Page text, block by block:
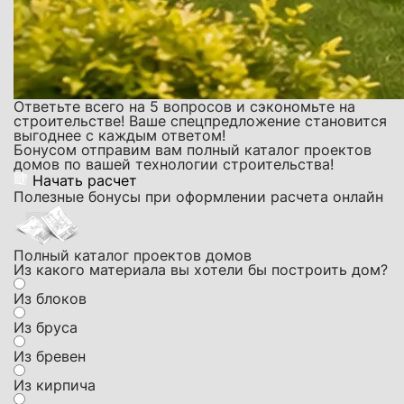
Ответьте всего на 5 вопросов и сэкономьте на
строительстве! Ваше спецпредложение становится
выгоднее с каждым ответом!
Бонусом отправим вам полный каталог проектов
домов по вашей технологии строительства!
Начать расчет
Полезные бонусы при оформлении расчета онлайн
Полный каталог проектов домов
Из какого материала вы хотели бы построить дом?
Из блоков
Из бруса
Из бревен
Из кирпича